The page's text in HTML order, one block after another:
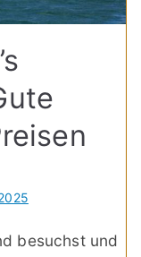
besuchst und